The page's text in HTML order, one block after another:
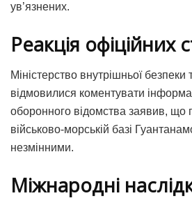
ув’язнених.
Реакція офіційних
Міністерство внутрішньої безпеки
відмовилися коментувати
оборонного відомства заявив, що
військово-морській базі
незмінними.
Міжнародні